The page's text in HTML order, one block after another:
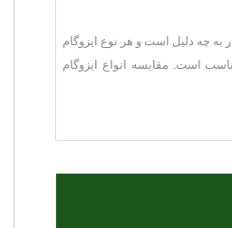
به چه دلیل است و هر نوع ایزوگام
است. مقایسه انواع ایزوگام